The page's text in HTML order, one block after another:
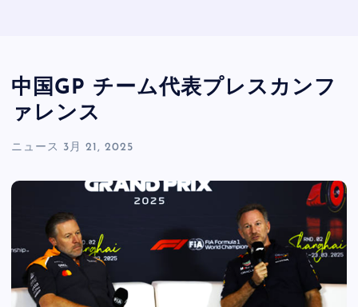
中国GP チーム代表プレスカンフ
ァレンス
ニュース 3月 21, 2025